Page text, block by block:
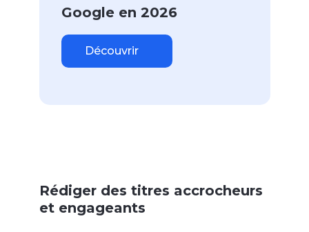
Google en 2026
Découvrir
Rédiger des titres accrocheurs
et engageants